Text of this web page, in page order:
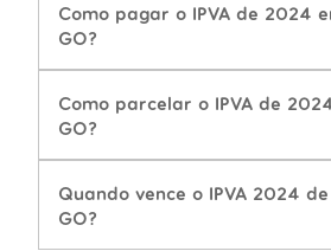
Como pagar o IPVA de 2024
GO?
Como parcelar o IPVA de
GO?
Quando vence o IPVA 2024
GO?